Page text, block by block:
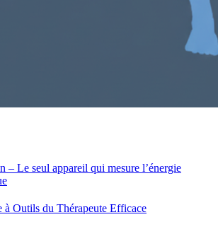
– Le seul appareil qui mesure l’énergie
à Outils du Thérapeute Efficace